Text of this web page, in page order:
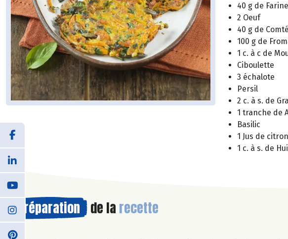
40 g de
2 Oeuf
40 g de Comté
100 g de
1 c. à c de
Ciboulette
3 échalote
Persil
2 c. à s. de
1 tranche de
Basilic
1 Jus de citron
1 c. à s. de
Préparation de la recette